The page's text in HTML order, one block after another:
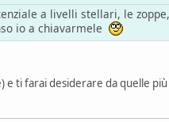
a livelli stellari, le
io a chiavarmele
ti farai desiderare da quelle più